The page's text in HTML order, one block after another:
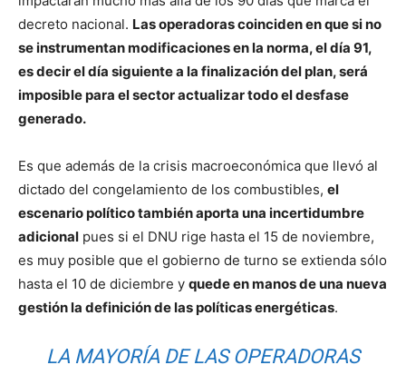
decreto nacional. Las operadoras coinciden en que si no
se instrumentan modificaciones en la norma, el día 91,
es decir el día siguiente a la finalización del plan, será
imposible para el sector actualizar todo el desfase
generado.
Es que además de la crisis macroeconómica que llevó al
dictado del congelamiento de los combustibles, el
escenario político también aporta una incertidumbre
adicional pues si el DNU rige hasta el 15 de noviembre,
es muy posible que el gobierno de turno se extienda sólo
hasta el 10 de diciembre y quede en manos de una nueva
gestión la definición de las políticas energéticas.
LA MAYORÍA DE LAS OPERADORAS